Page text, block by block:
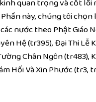
quan trọng vàcốt lõi
này,chúng tôichọn
nước theoPhật Giáo
Hệ (tr395),Đại ThiLễ
Chân Ngôn(tr483),
HốiVà Xin Phước (tr3,